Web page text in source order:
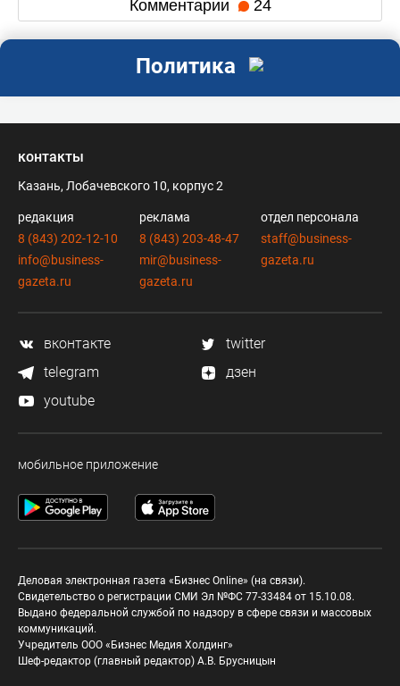
Комментарии 24
Политика
контакты
Казань, Лобачевского 10, корпус 2
редакция
8 (843) 202-12-10
info@business-
gazeta.ru
реклама
8 (843) 203-48-47
mir@business-
gazeta.ru
отдел персонала
staff@business-
gazeta.ru
вконтакте
twitter
telegram
дзен
youtube
мобильное приложение
Деловая электронная газета «Бизнес Online» (на связи).
Свидетельство о регистрации СМИ Эл №ФС 77-33484 от 15.10.08.
Выдано федеральной службой по надзору в сфере связи и массовых
коммуникаций.
Учредитель ООО «Бизнес Медия Холдинг»
Шеф-редактор (главный редактор) А.В. Брусницын